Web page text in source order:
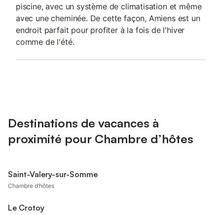
piscine, avec un système de climatisation et même
avec une cheminée. De cette façon, Amiens est un
endroit parfait pour profiter à la fois de l'hiver
comme de l'été.
Destinations de vacances à
proximité pour Chambre d’hôtes
Saint-Valery-sur-Somme
Chambre d’hôtes
Le Crotoy